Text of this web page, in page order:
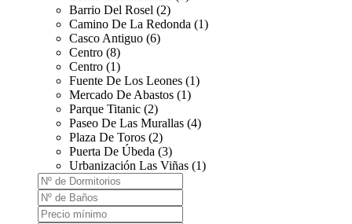
Barrio Del Rosel (2)
Camino De La Redonda (1)
Casco Antiguo (6)
Centro (8)
Centro (1)
Fuente De Los Leones (1)
Mercado De Abastos (1)
Parque Titanic (2)
Paseo De Las Murallas (4)
Plaza De Toros (2)
Puerta De Úbeda (3)
Urbanización Las Viñas (1)